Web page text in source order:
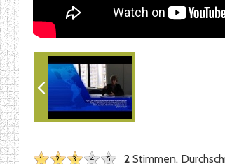
1 2 3 4 5 2Stimmen.